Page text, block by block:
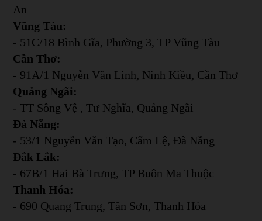
An
Vũng Tàu:
- 51C/18 Bình Gĩa, Phường 3, TP Vũng Tàu
Cần Thơ:
- 91A/1 Nguyễn Văn Linh, Ninh Kiều, Cần Thơ
Quảng Ngãi:
- TT Sông Vệ , Tư Nghĩa, Quảng Ngãi
Đà Nẵng:
- 53/1 Nguyễn Văn Tạo, Cẩm Lệ, Đà Nẵng
Đắk Lắk:
- 67B/1 Hai Bà Trưng, TP Buôn Ma Thuộc
Thanh Hóa:
- 690 Quang Trung, Tân Sơn, Thanh Hóa